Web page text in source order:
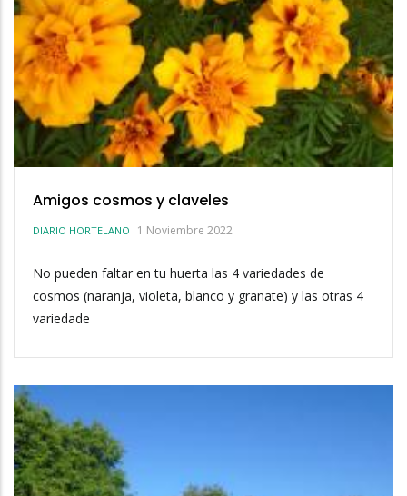
Amigos cosmos y claveles
DIARIO HORTELANO 1 Noviembre 2022
No pueden faltar en tu huerta las 4 variedades de
cosmos (naranja, violeta, blanco y granate) y las otras 4
variedade